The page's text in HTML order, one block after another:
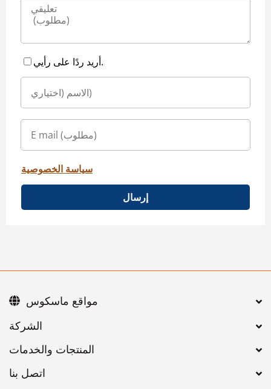
أريد ردًا على رأيي.
سياسة الخصوصية
إرسال
اتصل بنا
مواقع ماسكوس